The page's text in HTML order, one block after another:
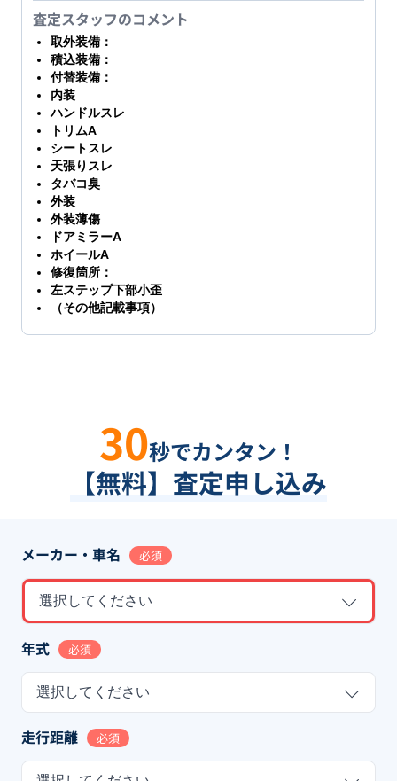
査定スタッフのコメント
取外装備：
積込装備：
付替装備：
内装
ハンドルスレ
トリムA
シートスレ
天張りスレ
タバコ臭
外装
外装薄傷
ドアミラーA
ホイールA
修復箇所：
左ステップ下部小歪
（その他記載事項）
30秒でカンタン！
【無料】査定申し込み
メーカー・車名 必須
選択してください
年式 必須
選択してください
走行距離 必須